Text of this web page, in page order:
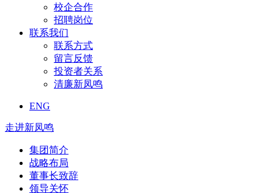
校企合作
招聘岗位
联系我们
联系方式
留言反馈
投资者关系
清廉新凤鸣
ENG
走进新凤鸣
集团简介
战略布局
董事长致辞
领导关怀